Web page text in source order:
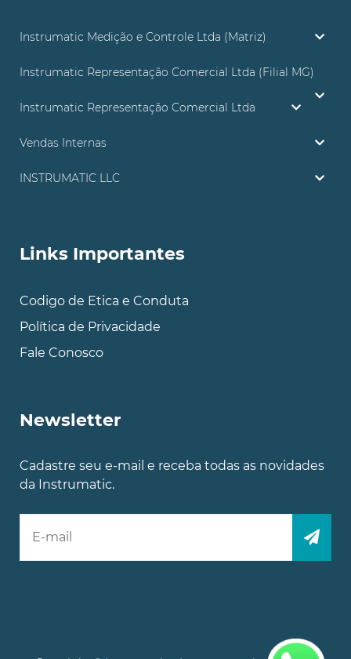
Instrumatic Medição e Controle Ltda (Matriz)
Instrumatic Representação Comercial Ltda (Filial MG)
Instrumatic Representação Comercial Ltda
Vendas Internas
INSTRUMATIC LLC
Links Importantes
Codigo de Etica e Conduta
Política de Privacidade
Fale Conosco
Newsletter
Cadastre seu e-mail e receba todas as novidades
da Instrumatic.